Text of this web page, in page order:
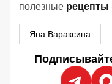
полезные рецепты
Яна Вараксина